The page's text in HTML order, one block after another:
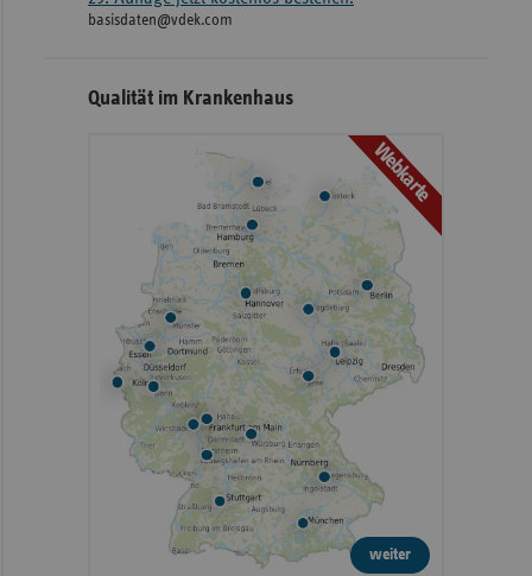
basisdaten@vdek.com
Qualität im Krankenhaus
Webkarte
weiter